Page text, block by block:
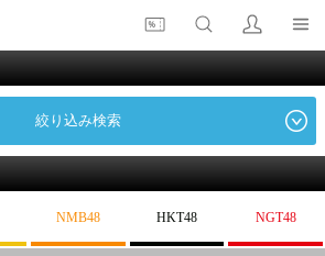
絞り込み検索
NMB48 HKT48 NGT48